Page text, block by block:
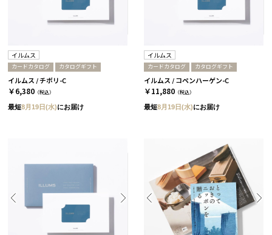
イルムス
カードカタログ カタログギフト
イルムス / チボリ-C
￥6,380 （税込）
最短8月19日(水)にお届け
イルムス
カードカタログ カタログギフト
イルムス / コペンハーゲン-C
￥11,880 （税込）
最短8月19日(水)にお届け